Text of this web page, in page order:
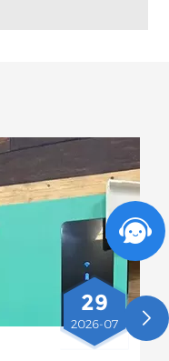
29
2026-07